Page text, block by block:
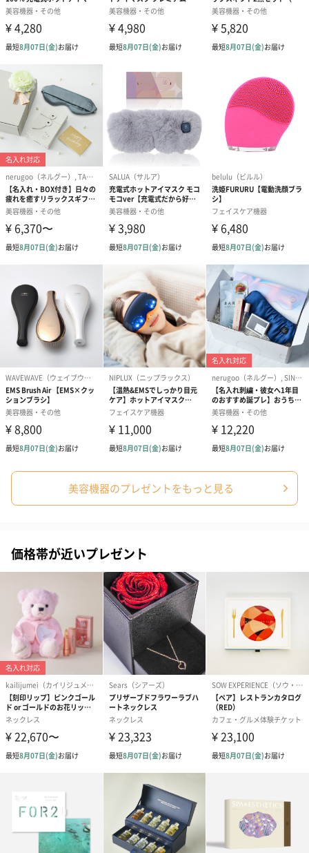
自宅で手軽に使えるボディケアアイテムを贈りませんか？
よく刺激します。温熱ヘッドがよりリラックス効果を高め、ご自
宅で本格的な筋膜リリースを体感できます。
特に日頃から運動をする方に喜ばれるおすすめのアイテムです。
商品詳細情報
セット内容
本体×1/ アタッチメント×6/ ACアダプターx1/ 充電用
USBコード×1/収納ケース×1/ 保証書付取扱説明書
商品本体サイ
約140mm×60mm×180mm
パッケージ外
直方体化粧箱
外装サイズ
285mm×97mm×223mm
1年間
商品オプション情報
お渡し用の紙袋です。
商品に合わせたサイズをお届けします。
あり（280円）
メッセージカード（通常・写真・グリーティング）
誕生日や結婚祝い・出産祝いなど、様々なシーンのメッセージカ
ードを同梱します。
メッセージカードや封筒のデザインは一部変更する場合がありま
す。
美容機器のプレゼントをもっと見る
価格帯が近いプレゼント